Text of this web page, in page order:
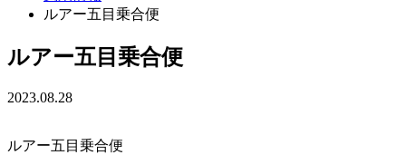
ルアー五目乗合便
ルアー五目乗合便
2023.08.28
ルアー五目乗合便